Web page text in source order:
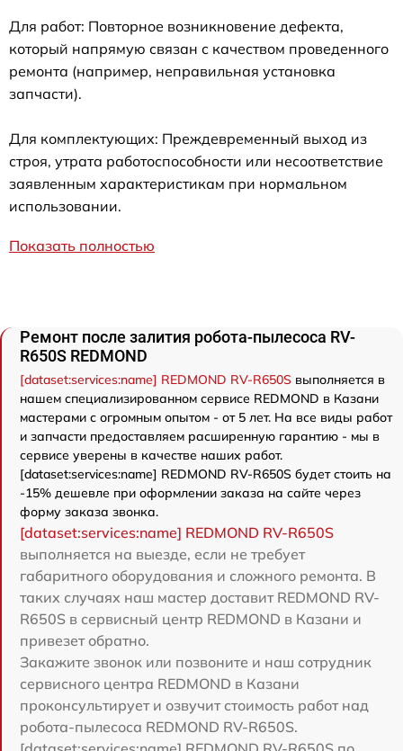
Для работ: Повторное возникновение дефекта,
который напрямую связан с качеством проведенного
ремонта (например, неправильная установка
запчасти).
Для комплектующих: Преждевременный выход из
строя, утрата работоспособности или несоответствие
заявленным характеристикам при нормальном
использовании.
Показать полностью
Ремонт после залития робота-пылесоса RV-
R650S REDMOND
[dataset:services:name] REDMOND RV-R650S выполняется в
нашем специализированном сервисе REDMOND в Казани
мастерами с огромным опытом - от 5 лет. На все виды работ
и запчасти предоставляем расширенную гарантию - мы в
сервисе уверены в качестве наших работ.
[dataset:services:name] REDMOND RV-R650S будет стоить на
-15% дешевле при оформлении заказа на сайте через
форму заказа звонка.
[dataset:services:name] REDMOND RV-R650S
выполняется на выезде, если не требует
габаритного оборудования и сложного ремонта. В
таких случаях наш мастер доставит REDMOND RV-
R650S в сервисный центр REDMOND в Казани и
привезет обратно.
Закажите звонок или позвоните и наш сотрудник
сервисного центра REDMOND в Казани
проконсультирует и озвучит стоимость работ над
робота-пылесоса REDMOND RV-R650S.